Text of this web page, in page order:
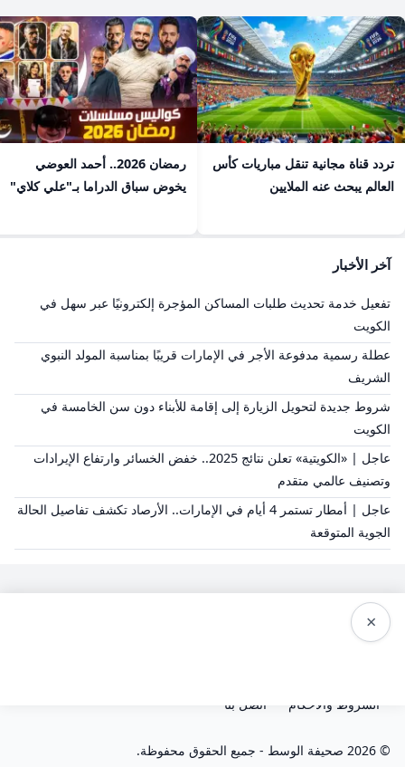
تردد قناة مجانية تنقل مباريات كأس
العالم يبحث عنه الملايين
رمضان 2026.. أحمد العوضي
يخوض سباق الدراما بـ"علي كلاي"
آخر الأخبار
تفعيل خدمة تحديث طلبات المساكن المؤجرة إلكترونيًا عبر سهل في
الكويت
عطلة رسمية مدفوعة الأجر في الإمارات قريبًا بمناسبة المولد النبوي
الشريف
شروط جديدة لتحويل الزيارة إلى إقامة للأبناء دون سن الخامسة في
الكويت
عاجل | «الكويتية» تعلن نتائج 2025.. خفض الخسائر وارتفاع الإيرادات
وتصنيف عالمي متقدم
عاجل | أمطار تستمر 4 أيام في الإمارات.. الأرصاد تكشف تفاصيل الحالة
الجوية المتوقعة
×
الشروط والاحكام اتصل بنا
© 2026 صحيفة الوسط - جميع الحقوق محفوظة.